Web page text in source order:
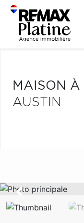
MAISON À
AUSTIN